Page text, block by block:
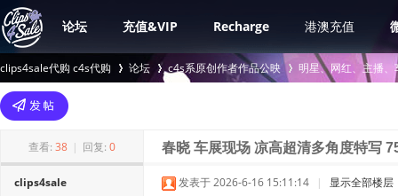
论坛 充值&VIP Recharge 港澳充值
clips4sale代购 c4s代购
>
论坛 c4s系原创作者作品公映
›
明星、网红、主播
查看: 38 | 回复: 0 春晓 车展现场 凉高超清多角度特写
clips4sale 发表于 2026-6-16 15:11:14 | 显示全部楼层